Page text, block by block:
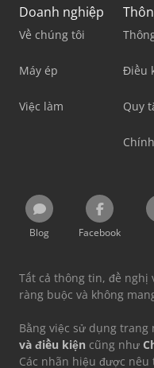
Doanh nghiệp
Về chúng tôi
Máy ép
Việc làm
Điều
Quy
Blog Facebook
Tất cả thông tin, đề nghị
ràng buộc và không
Bằng việc sử dụng trang
và điều kiện cũng như
Các nhãn hiệu được